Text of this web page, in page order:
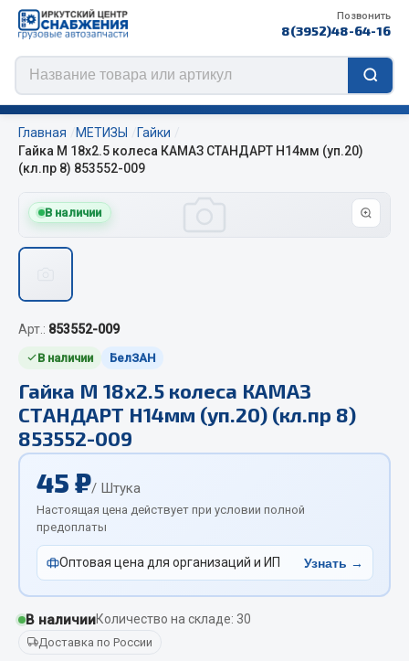
Позвонить
8(3952)48-64-16
ЦЕПИ РОССИЯ
Изготовление цепей на колеса BOHU
QITONG
Весь раздел
Отопители салона, подогреватели
Жидкостные подогреватели
Отопители салона
Подогреватели тосола
Весь раздел
Автотовары
Главная МЕТИЗЫ
Гайки
Гайка М 18х2.5 колеса КАМАЗ СТАНДАРТ Н14мм (уп.20)
(кл.пр 8) 853552-009
В наличии
Арт.: 853552-009
В наличии БелЗАН
Гайка М 18х2.5 колеса КАМАЗ
СТАНДАРТ Н14мм (уп.20) (кл.пр 8)
853552-009
45 ₽/ Штука
Настоящая цена действует при условии полной
предоплаты
Оптовая цена для организаций и ИП Узнать →
В наличииКоличество на складе: 30
Доставка по России